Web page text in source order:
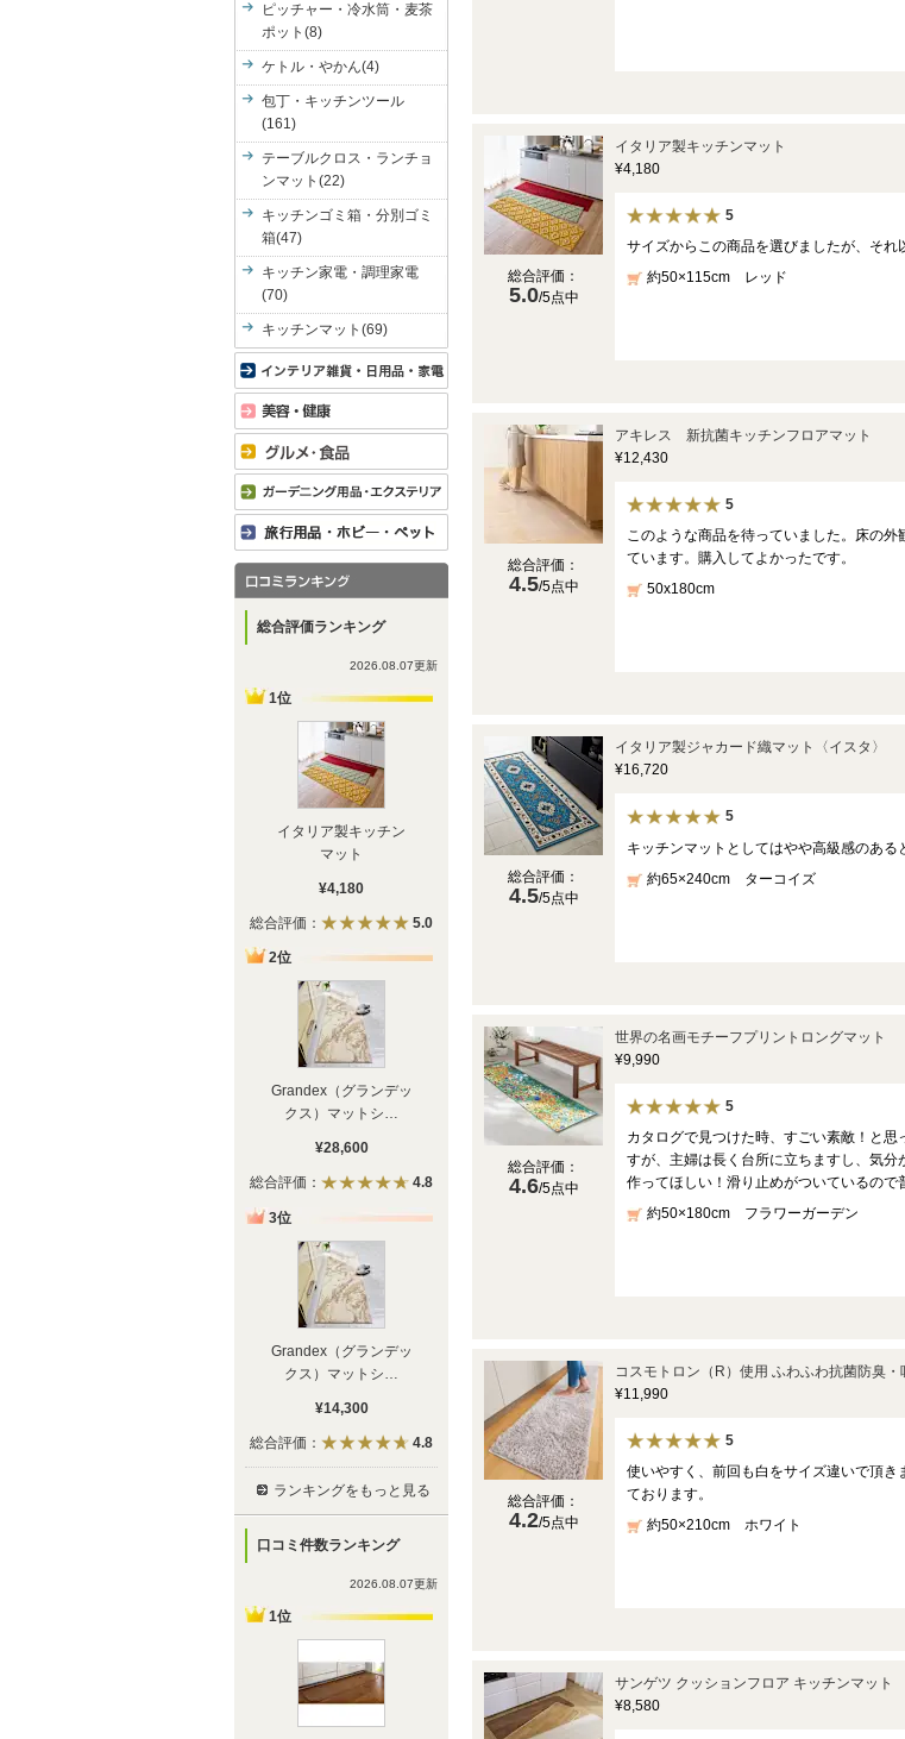
総合評価：
5.0/5点中
イタリア製キッチンマット
¥4,180
5
サイズからこの商品を選びましたが、それ
約50×115cm レッド
総合評価：
4.5/5点中
アキレス 新抗菌キッチンフロアマット
¥12,430
5
このような商品を待っていました。床の
ています。購入してよかったです。
50x180cm
総合評価：
4.5/5点中
イタリア製ジャカード織マット〈イスタ〉
¥16,720
5
キッチンマットとしてはやや高級感のある
約65×240cm ターコイズ
総合評価：
4.6/5点中
世界の名画モチーフプリントロングマット
¥9,990
5
カタログで見つけた時、すごい素敵！と
すが、主婦は長く台所に立ちますし、気
作ってほしい！滑り止めがついているので
約50×180cm フラワーガーデン
総合評価：
4.2/5点中
コスモトロン（R）使用 ふわふわ抗菌防臭・
¥11,990
5
使いやすく、前回も白をサイズ違いで頂
ております。
約50×210cm ホワイト
サンゲツ クッションフロア キッチンマット
¥8,580
ピッチャー・冷水筒・麦茶
ポット(8)
ケトル・やかん(4)
包丁・キッチンツール
(161)
テーブルクロス・ランチョ
ンマット(22)
キッチンゴミ箱・分別ゴミ
箱(47)
キッチン家電・調理家電
(70)
キッチンマット(69)
総合評価ランキング
2026.08.07更新
1位
イタリア製キッチン
マット
¥4,180
総合評価： 5.0
2位
Grandex（グランデッ
クス）マットシ…
¥28,600
総合評価： 4.8
3位
Grandex（グランデッ
クス）マットシ
¥14,300
総合評価： 4.8
ランキングをもっと見る
口コミ件数ランキング
2026.08.07更新
1位